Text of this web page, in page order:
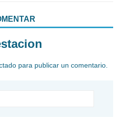
para publicar un comentario.